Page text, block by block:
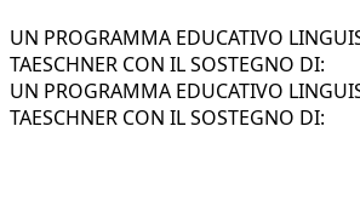
UN PROGRAMMA EDUCATIVO
TAESCHNER CON IL SOSTEGNO DI:
UN PROGRAMMA EDUCATIVO
TAESCHNER CON IL SOSTEGNO DI: